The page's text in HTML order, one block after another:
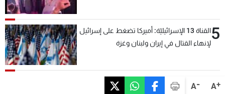
A+
A-
5
القناة 13 الإسرائيليّة: أميركا تضغط على إسرائيل
لإنهاء القتال في إيران ولبنان وغزة